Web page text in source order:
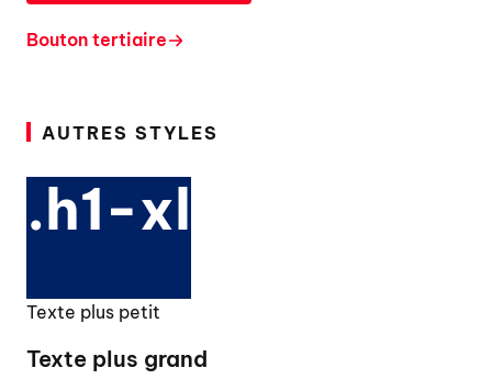
Bouton tertiaire
AUTRES STYLES
.h1-xl
Texte plus petit
Texte plus grand